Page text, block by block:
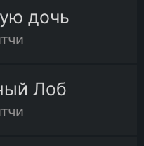
дочь
Лоб